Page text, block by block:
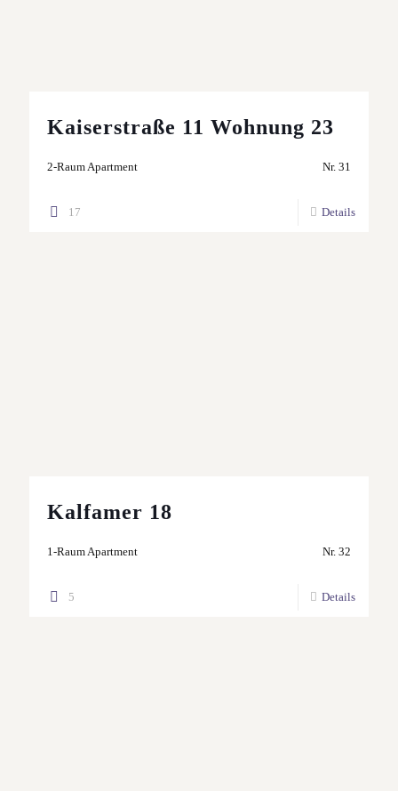
Kaiserstraße 11 Wohnung 23
2-Raum Apartment Nr. 31
17 Details
Kalfamer 18
1-Raum Apartment Nr. 32
5 Details